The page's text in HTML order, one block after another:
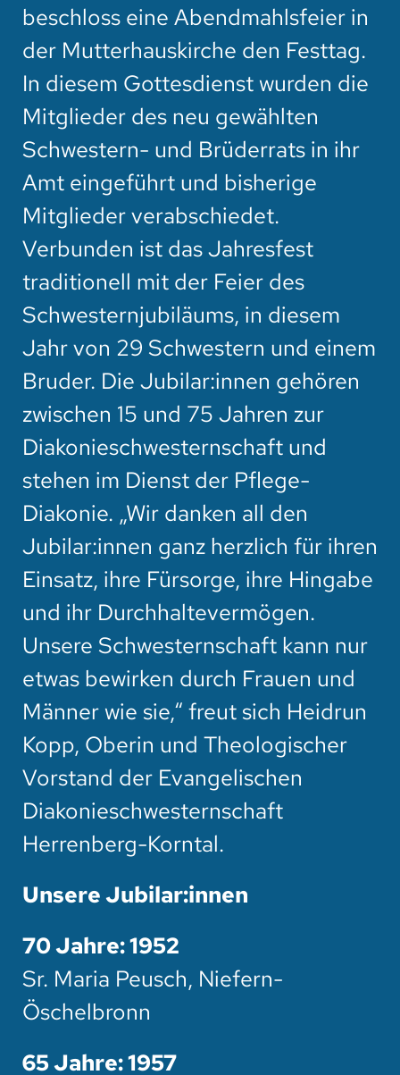
beschloss eine Abendmahlsfeier in
der Mutterhauskirche den Festtag.
In diesem Gottesdienst wurden die
Mitglieder des neu gewählten
Schwestern- und Brüderrats in ihr
Amt eingeführt und bisherige
Mitglieder verabschiedet.
Verbunden ist das Jahresfest
traditionell mit der Feier des
Schwesternjubiläums, in diesem
Jahr von 29 Schwestern und einem
Bruder. Die Jubilar:innen gehören
zwischen 15 und 75 Jahren zur
Diakonieschwesternschaft und
stehen im Dienst der Pflege-
Diakonie. „Wir danken all den
Jubilar:innen ganz herzlich für ihren
Einsatz, ihre Fürsorge, ihre Hingabe
und ihr Durchhaltevermögen.
Unsere Schwesternschaft kann nur
etwas bewirken durch Frauen und
Männer wie sie,“ freut sich Heidrun
Kopp, Oberin und Theologischer
Vorstand der Evangelischen
Diakonieschwesternschaft
Herrenberg-Korntal.
Unsere Jubilar:innen
70 Jahre: 1952
Sr. Maria Peusch, Niefern-
Öschelbronn
65 Jahre: 1957